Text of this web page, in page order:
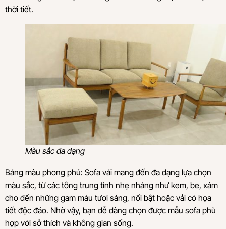
thời tiết.
Màu sắc đa dạng
Bảng màu phong phú: Sofa vải mang đến đa dạng lựa chọn
màu sắc, từ các tông trung tính nhẹ nhàng như kem, be, xám
cho đến những gam màu tươi sáng, nổi bật hoặc vải có họa
tiết độc đáo. Nhờ vậy, bạn dễ dàng chọn được mẫu sofa phù
hợp với sở thích và không gian sống.